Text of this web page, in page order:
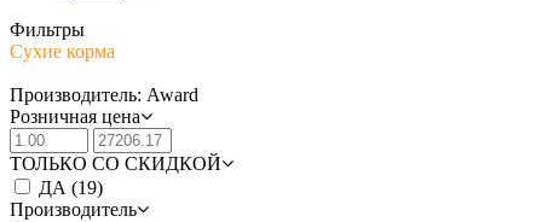
Фильтры
Сухие корма
Производитель: Award
Розничная цена
ТОЛЬКО СО СКИДКОЙ
ДА (19)
Производитель